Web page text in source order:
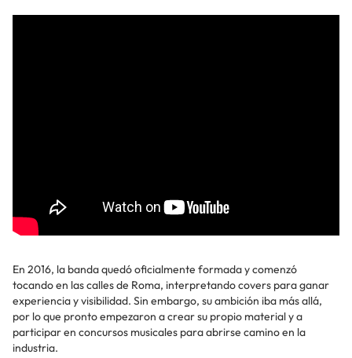
En 2016, la banda quedó oficialmente formada y comenzó
tocando en las calles de Roma, interpretando covers para ganar
experiencia y visibilidad. Sin embargo, su ambición iba más allá,
por lo que pronto empezaron a crear su propio material y a
participar en concursos musicales para abrirse camino en la
industria.